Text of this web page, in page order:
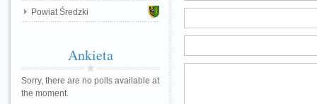
Powiat Średzki
Ankieta
Sorry, there are no polls available at
the moment.